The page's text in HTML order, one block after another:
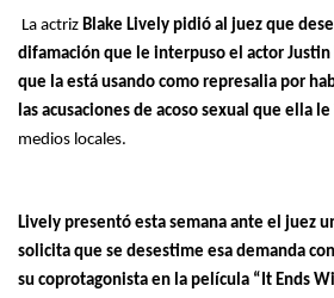
La actriz Blake Lively pidió al juez que
difamación que le interpuso el actor Justin
que la está usando como represalia por
las acusaciones de acoso sexual que ella
medios locales.
Lively presentó esta semana ante el juez
solicita que se desestime esa demanda
su coprotagonista en la película “It Ends